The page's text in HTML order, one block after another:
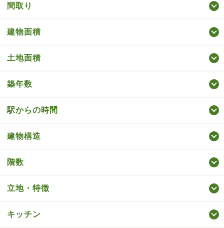
間取り
建物面積
土地面積
築年数
駅からの時間
建物構造
階数
立地・特徴
キッチン